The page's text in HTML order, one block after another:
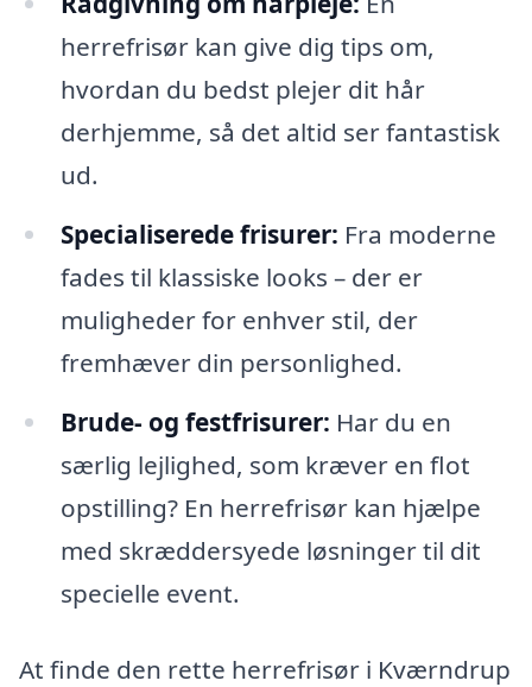
herrefrisør kan give dig tips om,
hvordan du bedst plejer dit hår
derhjemme, så det altid ser fantastisk
ud.
Specialiserede frisurer: Fra moderne
fades til klassiske looks – der er
muligheder for enhver stil, der
fremhæver din personlighed.
Brude- og festfrisurer: Har du en
særlig lejlighed, som kræver en flot
opstilling? En herrefrisør kan hjælpe
med skræddersyede løsninger til dit
specielle event.
At finde den rette herrefrisør i Kværndrup